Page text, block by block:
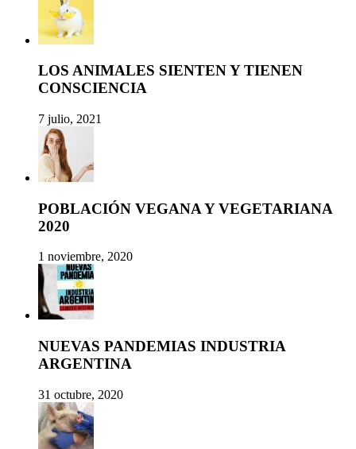
LOS ANIMALES SIENTEN Y TIENEN
CONSCIENCIA
7 julio, 2021
POBLACIÓN VEGANA Y VEGETARIANA
2020
1 noviembre, 2020
NUEVAS PANDEMIAS INDUSTRIA
ARGENTINA
31 octubre, 2020